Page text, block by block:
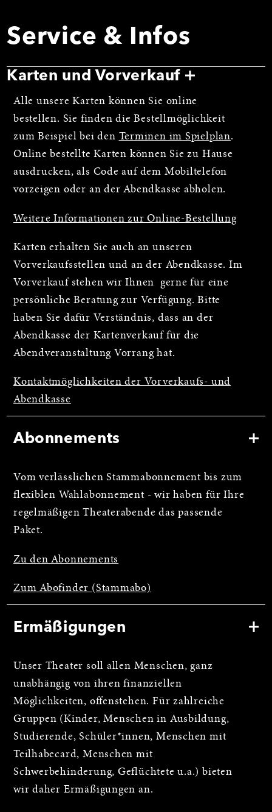
Service & Infos
Karten und Vorverkauf
Alle unsere Karten können Sie online
bestellen. Sie finden die Bestellmöglichkeit
zum Beispiel bei den Terminen im Spielplan.
Online bestellte Karten können Sie zu Hause
ausdrucken, als Code auf dem Mobiltelefon
vorzeigen oder an der Abendkasse abholen.
Weitere Informationen zur Online-Bestellung
Karten erhalten Sie auch an unseren
Vorverkaufsstellen und an der Abendkasse. Im
Vorverkauf stehen wir Ihnen gerne für eine
persönliche Beratung zur Verfügung. Bitte
haben Sie dafür Verständnis, dass an der
Abendkasse der Kartenverkauf für die
Abendveranstaltung Vorrang hat.
Kontaktmöglichkeiten der Vorverkaufs- und
Abendkasse
Abonnements
Vom verlässlichen Stammabonnement bis zum
flexiblen Wahlabonnement - wir haben für Ihre
regelmäßigen Theaterabende das passende
Paket.
Zu den Abonnements
Zum Abofinder (Stammabo)
Ermäßigungen
Unser Theater soll allen Menschen, ganz
unabhängig von ihren finanziellen
Möglichkeiten, offenstehen. Für zahlreiche
Gruppen (Kinder, Menschen in Ausbildung,
Studierende, Schüler*innen, Menschen mit
Teilhabecard, Menschen mit
Schwerbehinderung, Geflüchtete u.a.) bieten
wir daher Ermäßigungen an.